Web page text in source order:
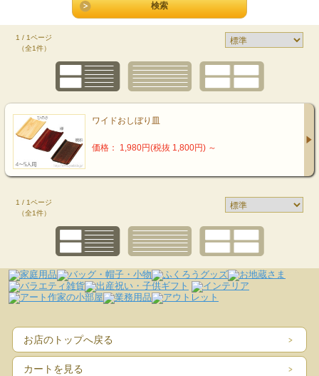
1 / 1ページ
（全1件）
ワイドおしぼり皿
価格： 1,980円(税抜 1,800円) ～
1 / 1ページ
（全1件）
お店のトップへ戻る
カートを見る